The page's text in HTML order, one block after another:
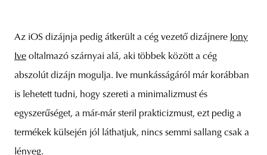
Az iOS dizájnja pedig átkerült a cég vezető dizájnere Jony
Ive oltalmazó szárnyai alá, aki többek között a cég
abszolút dizájn mogulja. Ive munkásságáról már korábban
is lehetett tudni, hogy szereti a minimalizmust és
egyszerűséget, a már-már steril prakticizmust, ezt pedig a
termékek külsején jól láthatjuk, nincs semmi sallang csak a
lényeg.